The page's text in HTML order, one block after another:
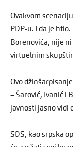
Ovakvom
PDP-u. I da je
Borenovića, nije ni
virtuelnim
Ovo
– Šarović, Ivanić i
javnosti jasno vidi
SDS, kao srpska